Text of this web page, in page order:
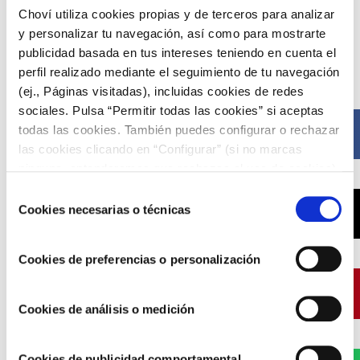
Choví utiliza cookies propias y de terceros para analizar
y personalizar tu navegación, así como para mostrarte
publicidad basada en tus intereses teniendo en cuenta el
perfil realizado mediante el seguimiento de tu navegación
(ej., Páginas visitadas), incluidas cookies de redes
sociales. Pulsa “Permitir todas las cookies” si aceptas
todas las cookies. También puedes configurar o rechazar
las cookies clicando en “Configurar” (si no marcas
COOKIES.
deCookies necesarias o técnicas
Cookies de preferencias o personalización
Cookies de análisis o medición
Compártelo ahora
Facebook
X